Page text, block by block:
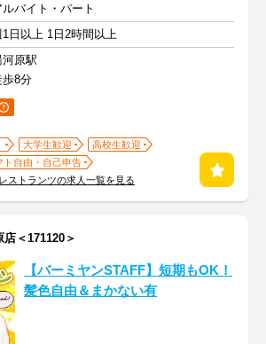
ルバイト・パート
1日以上 1日2時間以上
河原駅
歩8分
大学生歓迎
高校生歓迎
ト自由・自己申告
ストランツの求人一覧を見る
＜171120＞
【バーミヤンSTAFF】短期もOK！
髪色自由＆まかない有